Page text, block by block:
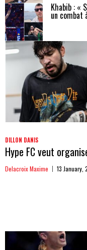
Khabib : «
un combat
DILLON DANIS
Hype FC veut
Delacroix Maxime 13 January,